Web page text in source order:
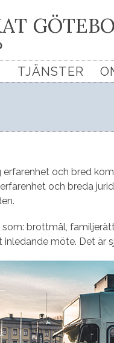
TJÄNSTER
och bred
och breda
brottmål,
möte. Det är